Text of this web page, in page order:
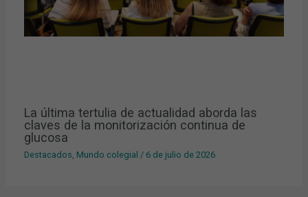
La última tertulia de actualidad aborda las
claves de la monitorización continua de
glucosa
Destacados, Mundo colegial / 6 de julio de 2026